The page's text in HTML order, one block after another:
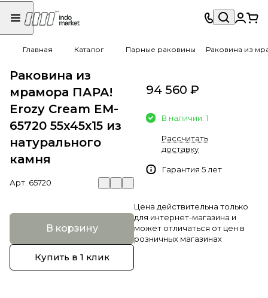
Главная Каталог Парные раковины Раковина из
Раковина из
мрамора ПАРА!
Erozy Cream EM-
65720 55х45х15 из
натурального
камня
Арт. 65720
В корзину
Купить в 1 клик
94 560 ₽
В наличии: 1
Рассчитать
доставку
Гарантия 5 лет
Цена действительна только
для интернет-магазина и
может отличаться от цен в
розничных магазинах